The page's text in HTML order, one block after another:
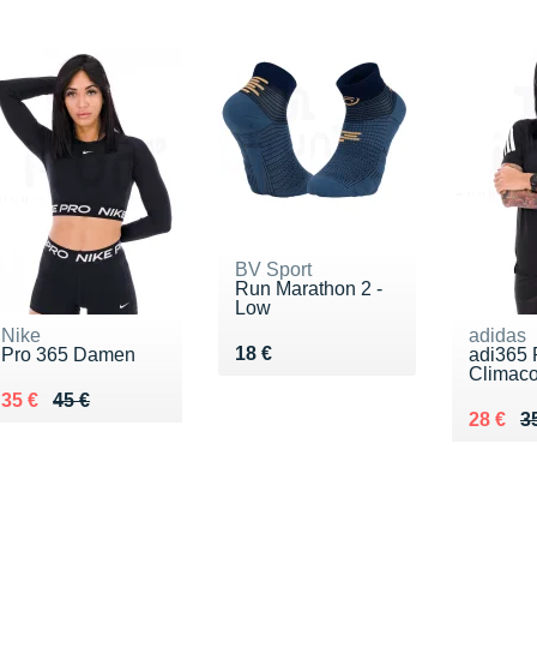
Nike
Pro 365 Damen
45 €
Au lieu de 45 €
35 €
Vendu 35 €
BV Sport
Run Marathon 2 -
Low
18 €
Vendu 18 €
adidas
adi365
Au lieu
28 €
Vendu